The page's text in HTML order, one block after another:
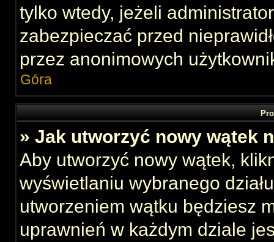
tylko wtedy, jeżeli
zabezpieczać przed
przez anonimowych
Góra
» Jak utworzyć nowy wątek
Aby utworzyć nowy wątek,
wyświetlaniu wybranego
utworzeniem wątku będziesz
uprawnień w każdym dziale